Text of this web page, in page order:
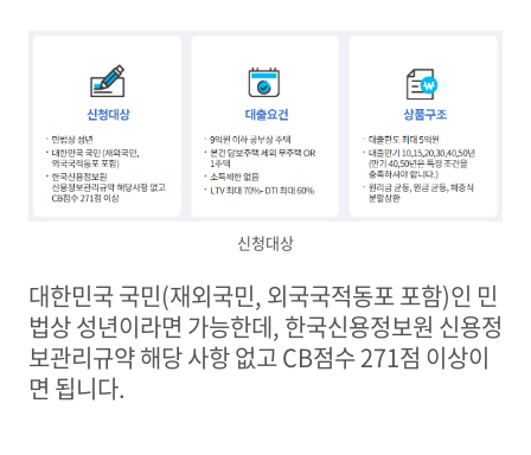
신청대상
대한민국 국민(재외국민, 외국국적동포 포함)인 민
법상 성년이라면 가능한데, 한국신용정보원 신용정
보관리규약 해당 사항 없고CB점수271점 이상이
면 됩니다.